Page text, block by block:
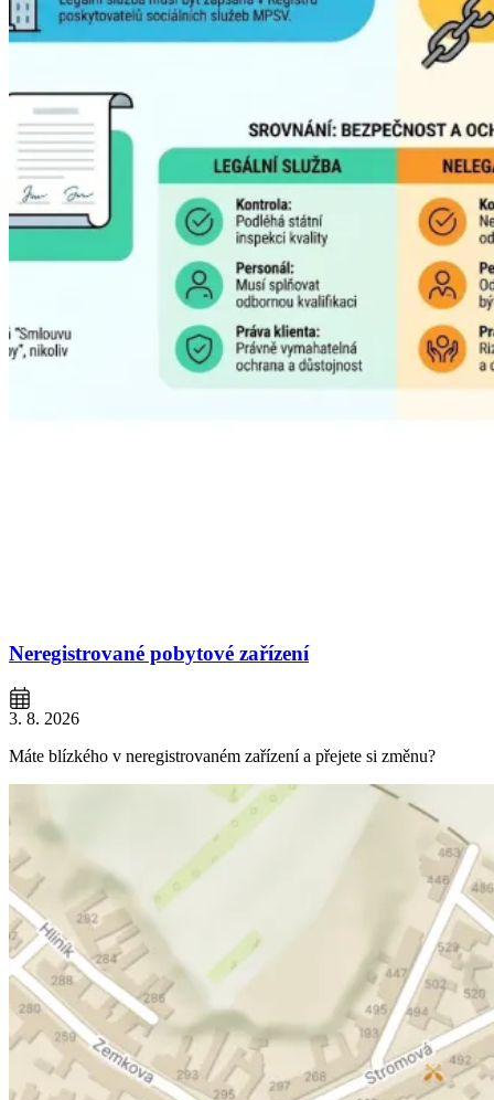
Neregistrované pobytové zařízení
3. 8. 2026
Máte blízkého v neregistrovaném zařízení a přejete si změnu?